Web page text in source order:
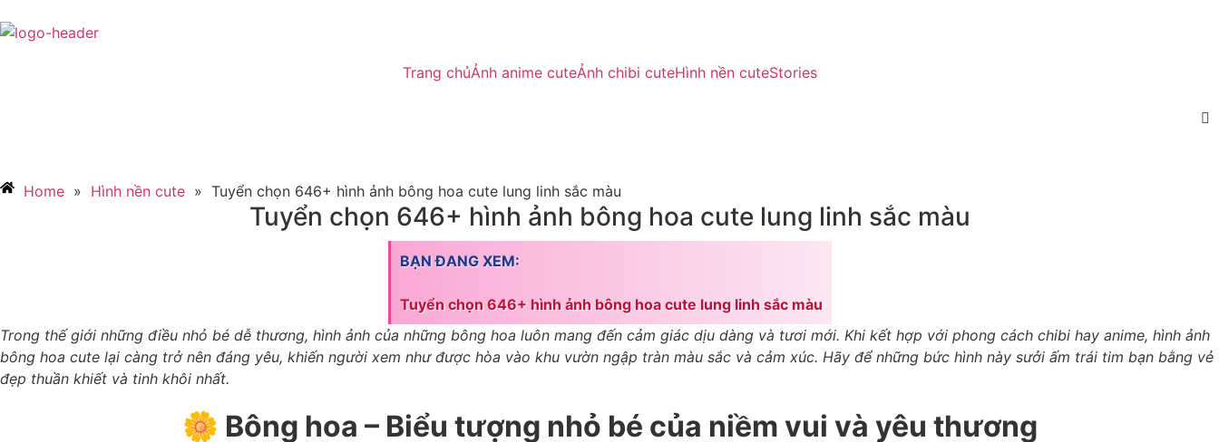
Trang chủẢnh anime cuteẢnh chibi cuteHình nền cuteStories
Home » Hình nền cute » Tuyển chọn 646+ hình ảnh bông hoa cute lung linh sắc màu
Tuyển chọn 646+ hình ảnh bông hoa cute lung linh sắc màu
BẠN ĐANG XEM:
Tuyển chọn 646+ hình ảnh bông hoa cute lung linh sắc màu
Trong thế giới những điều nhỏ bé dễ thương, hình ảnh của những bông hoa luôn mang đến cảm giác dịu dàng và tươi mới. Khi kết hợp với phong cách chibi hay anime, hình ảnh
bông hoa cute lại càng trở nên đáng yêu, khiến người xem như được hòa vào khu vườn ngập tràn màu sắc và cảm xúc. Hãy để những bức hình này sưởi ấm trái tim bạn bằng vẻ
đẹp thuần khiết và tinh khôi nhất.
🌼 Bông hoa – Biểu tượng nhỏ bé của niềm vui và yêu thương